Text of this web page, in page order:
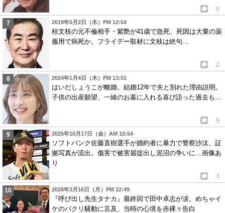
0
2019年5月2日（木）PM 12:54
桂文枝の元不倫相手・紫艶が41歳で急死、死因は大量の薬
服用で病死か。フライデー取材に文枝は絶句…
2
2024年1月4日（木）PM 13:51
はいだしょうこが離婚。結婚12年で夫と別れた理由説明。
子供の出産願望、一緒のお墓に入れる喜び語った過去も…
9
2025年10月17日（金）AM 10:54
ソフトバンク佐藤直樹選手が婚約者に暴力で警察沙汰、証
拠写真が流出。傷害で被害届提出し泥沼の争いに…画像あ
り
3
2026年3月16日（月）PM 22:49
『呼び出し先生タナカ』最終回で田中卓志が涙。めちゃイ
ケのパクリ騒動に言及、当時の心境を赤裸々告白